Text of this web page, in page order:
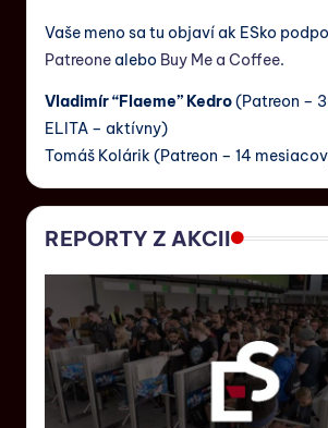
Vaše meno sa tu objaví ak ESko
Patreone alebo Buy Me a Coffee.
Vladimír “Flaeme” Kedro(Patreon –
ELITA – aktívny)
Tomáš Kolárik (Patreon – 14
REPORTY Z AKCII